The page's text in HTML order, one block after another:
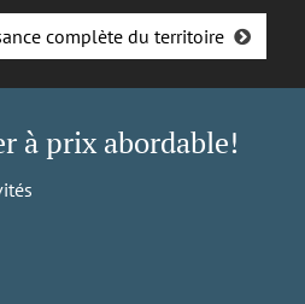
complète du territoire
à prix abordable!